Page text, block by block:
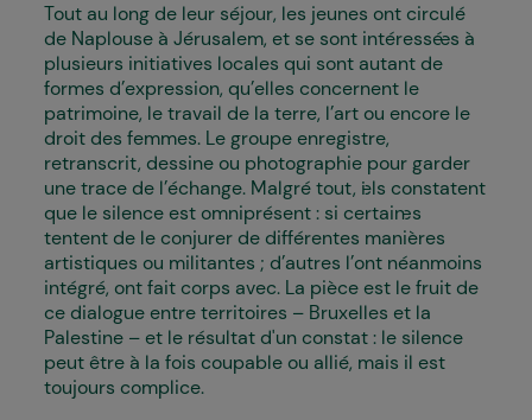
Tout au long de leur séjour, les jeunes ont circulé
de Naplouse à Jérusalem, et se sont intéressé·es à
plusieurs initiatives locales qui sont autant de
formes d’expression, qu’elles concernent le
patrimoine, le travail de la terre, l’art ou encore le
droit des femmes. Le groupe enregistre,
retranscrit, dessine ou photographie pour garder
une trace de l’échange. Malgré tout, i·els constatent
que le silence est omniprésent : si certain·es
tentent de le conjurer de différentes manières
artistiques ou militantes ; d’autres l’ont néanmoins
intégré, ont fait corps avec. La pièce est le fruit de
ce dialogue entre territoires – Bruxelles et la
Palestine – et le résultat d'un constat : le silence
peut être à la fois coupable ou allié, mais il est
toujours complice.